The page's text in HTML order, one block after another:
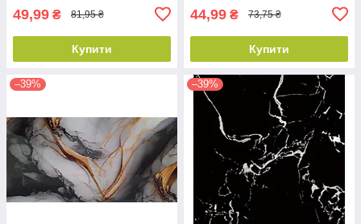
49,99 ₴ 81,95 ₴
Купити
44,99 ₴ 73,75 ₴
Купити
–39% –39%